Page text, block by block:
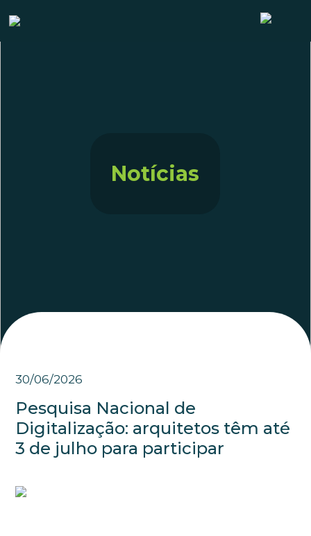
Notícias
30/06/2026
Pesquisa Nacional de
Digitalização: arquitetos têm até
3 de julho para participar